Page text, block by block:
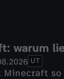
warum
UT
Minecraft